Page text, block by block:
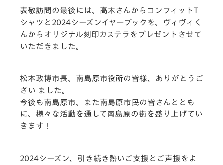
表敬訪問の最後には、高木さんからコンフィットT
シャツと2024シーズンイヤーブックを、ヴィヴィく
んからオリジナル刻印カステラをプレゼントさせて
いただきました。
松本政博市長、南島原市役所の皆様、ありがとうご
ざい ました。
今後も南島原市、また南島原市民の皆さんととも
に、様々な活動を通して南島原の街を盛り上げてい
きます！
2024シーズン、引き続き熱いご支援とご声援をよ